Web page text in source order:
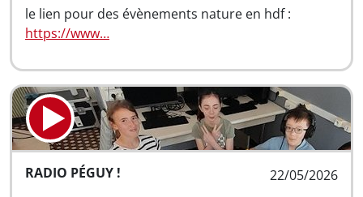
le lien pour des évènements nature en hdf :
https://www…
22/05/2026
RADIO PÉGUY !